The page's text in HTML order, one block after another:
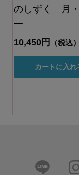
のしずく 月
一
10,450円 （税込）
カートに入れ